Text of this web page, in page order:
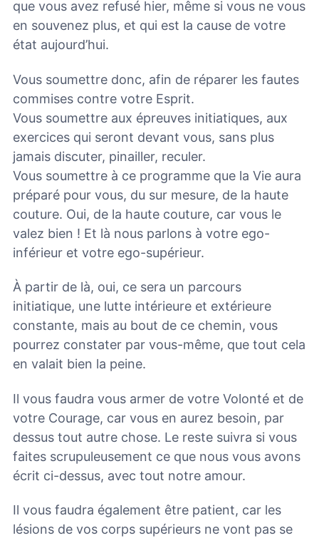
que vous avez refusé hier, même si vous ne vous
en souvenez plus, et qui est la cause de votre
état aujourd’hui.
Vous soumettre donc, afin de réparer les fautes
commises contre votre Esprit.
Vous soumettre aux épreuves initiatiques, aux
exercices qui seront devant vous, sans plus
jamais discuter, pinailler, reculer.
Vous soumettre à ce programme que la Vie aura
préparé pour vous, du sur mesure, de la haute
couture. Oui, de la haute couture, car vous le
valez bien ! Et là nous parlons à votre ego-
inférieur et votre ego-supérieur.
À partir de là, oui, ce sera un parcours
initiatique, une lutte intérieure et extérieure
constante, mais au bout de ce chemin, vous
pourrez constater par vous-même, que tout cela
en valait bien la peine.
Il vous faudra vous armer de votre Volonté et de
votre Courage, car vous en aurez besoin, par
dessus tout autre chose. Le reste suivra si vous
faites scrupuleusement ce que nous vous avons
écrit ci-dessus, avec tout notre amour.
Il vous faudra également être patient, car les
lésions de vos corps supérieurs ne vont pas se